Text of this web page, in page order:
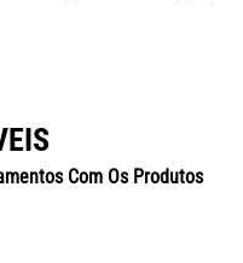
Com Os Produtos